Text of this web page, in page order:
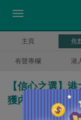
主頁 焦
有聲專欄 港
【信心之選】
獲內地批准緊急